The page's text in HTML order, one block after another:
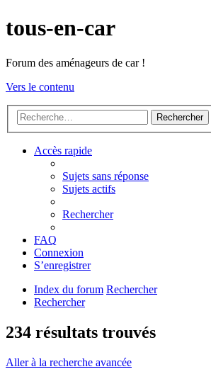
tous-en-car
Forum des aménageurs de car !
Vers le contenu
Rechercher
Accès rapide
Sujets sans réponse
Sujets actifs
Rechercher
FAQ
Connexion
S’enregistrer
Index du forum Rechercher
Rechercher
234 résultats trouvés
Aller à la recherche avancée